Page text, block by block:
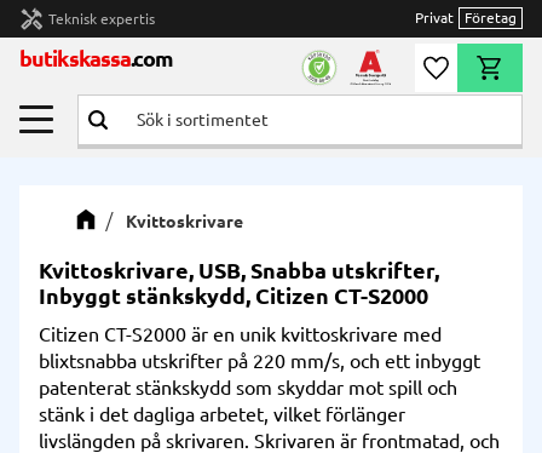
Meny
handyman Teknisk expertis Privat Företag
butikskassa.com Önskelista
Kvittoskrivare
Kvittoskrivare, USB, Snabba utskrifter,
Inbyggt stänkskydd, Citizen CT-S2000
Citizen CT-S2000 är en unik kvittoskrivare med
blixtsnabba utskrifter på 220 mm/s, och ett inbyggt
patenterat stänkskydd som skyddar mot spill och
stänk i det dagliga arbetet, vilket förlänger
livslängden på skrivaren. Skrivaren är frontmatad, och